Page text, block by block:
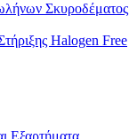
Σκυροδέματος
Halogen Free
Εξαρτήματα